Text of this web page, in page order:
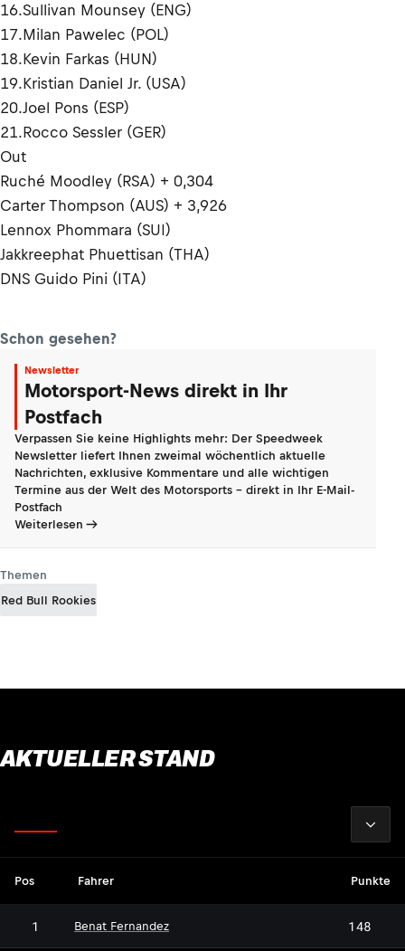
16.Sullivan Mounsey (ENG)
17.Milan Pawelec (POL)
18.Kevin Farkas (HUN)
19.Kristian Daniel Jr. (USA)
20.Joel Pons (ESP)
21.Rocco Sessler (GER)
Out
Ruché Moodley (RSA) + 0,304
Carter Thompson (AUS) + 3,926
Lennox Phommara (SUI)
Jakkreephat Phuettisan (THA)
DNS Guido Pini (ITA)
Schon gesehen?
Newsletter
Motorsport-News direkt in Ihr
Postfach
Verpassen Sie keine Highlights mehr: Der Speedweek
Newsletter liefert Ihnen zweimal wöchentlich aktuelle
Nachrichten, exklusive Kommentare und alle wichtigen
Termine aus der Welt des Motorsports - direkt in Ihr E-Mail-
Postfach
Weiterlesen
Themen
Red Bull Rookies
AKTUELLER STAND
Pos Fahrer Punkte
1 Benat Fernandez 148